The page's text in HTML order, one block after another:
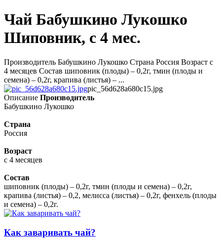
Чай Бабушкино Лукошко
Шиповник, с 4 мес.
Производитель Бабушкино Лукошко Страна Россия Возраст с
4 месяцев Состав шиповник (плоды) – 0,2г, тмин (плоды и
семена) – 0,2г, крапива (листья) – ...
pic_56d628a680c15.jpg
Описание Производитель
Бабушкино Лукошко
Страна
Россия
Возраст
с 4 месяцев
Состав
шиповник (плоды) – 0,2г, тмин (плоды и семена) – 0,2г,
крапива (листья) – 0,2, мелисса (листья) – 0,2г, фенхель (плоды
и семена) – 0,2г.
Как заваривать чай?